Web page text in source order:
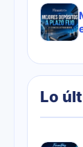
Lo